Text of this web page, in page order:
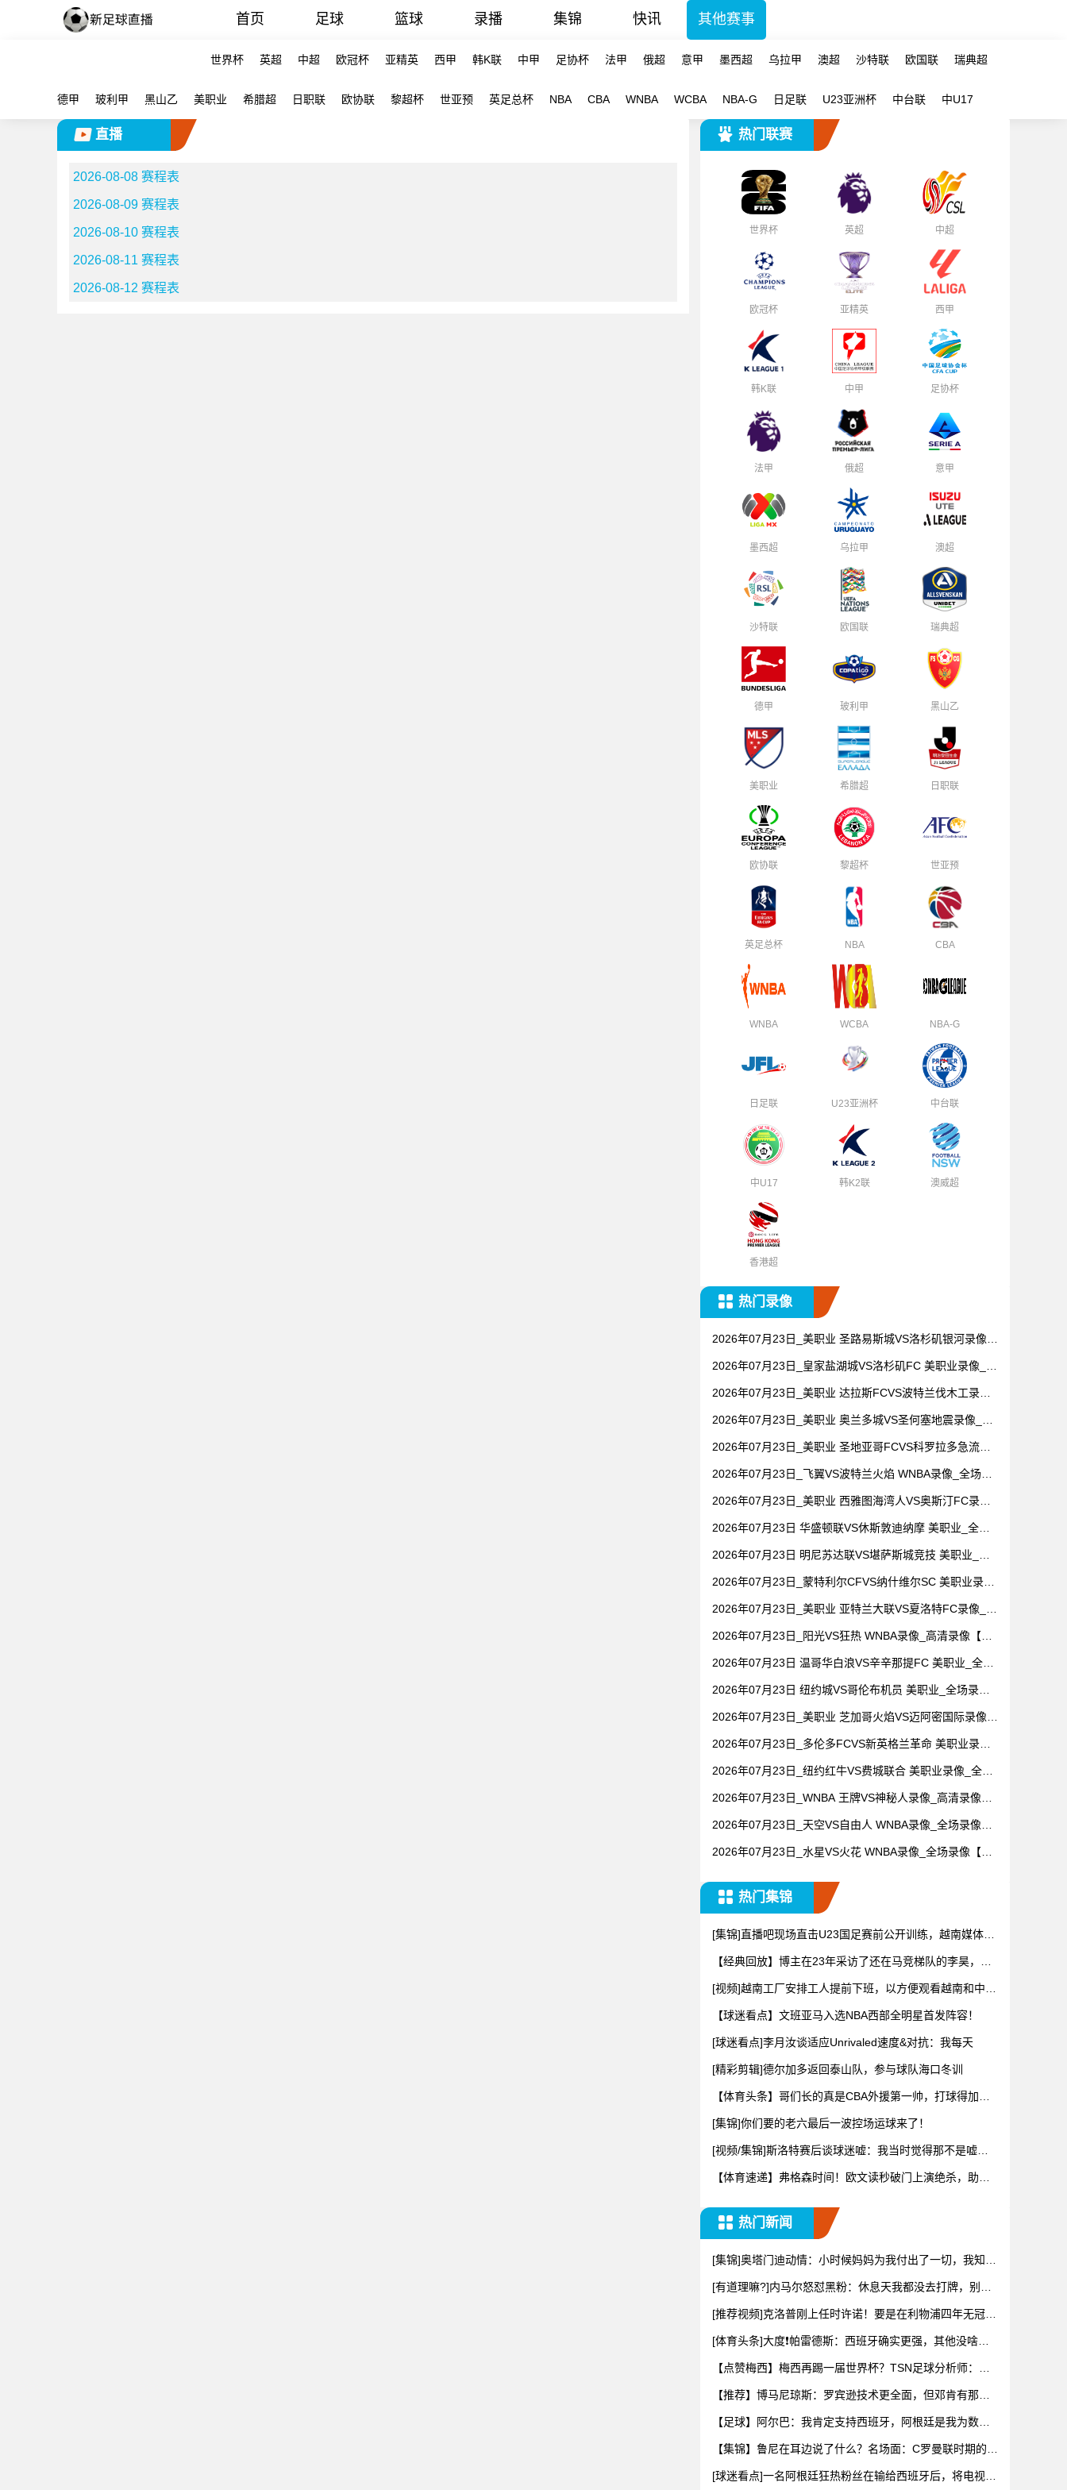
首页 足球 篮球 录播 集锦 快讯 其他赛事
世界杯 英超 中超 欧冠杯 亚精英 西甲 韩K联 中甲 足协杯 法甲 俄超 意甲 墨西超 乌拉甲 澳超 沙特联 欧国联 瑞典超
德甲 玻利甲 黑山乙 美职业 希腊超 日职联 欧协联 黎超杯 世亚预 英足总杯 NBA CBA WNBA WCBA NBA-G 日足联 U23亚洲杯 中台联 中U17
直播
2026-08-08 赛程表
2026-08-09 赛程表
2026-08-10 赛程表
2026-08-11 赛程表
2026-08-12 赛程表
热门联赛
世界杯 英超 中超
欧冠杯 亚精英 西甲
韩K联 中甲 足协杯
法甲 俄超 意甲
墨西超 乌拉甲 澳超
沙特联 欧国联 瑞典超
德甲 玻利甲 黑山乙
美职业 希腊超 日职联
欧协联 黎超杯 世亚预
英足总杯 NBA CBA
WNBA WCBA NBA-G
日足联 U23亚洲杯 中台联
中U17 韩K2联 澳威超
香港超
热门录像
2026年07月23日_美职业 圣路易斯城VS洛杉矶银河录像_
2026年07月23日_皇家盐湖城VS洛杉矶FC 美职业录像_全
2026年07月23日_美职业 达拉斯FCVS波特兰伐木工录像_
2026年07月23日_美职业 奥兰多城VS圣何塞地震录像_全
2026年07月23日_美职业 圣地亚哥FCVS科罗拉多急流录
2026年07月23日_飞翼VS波特兰火焰 WNBA录像_全场录
2026年07月23日_美职业 西雅图海湾人VS奥斯汀FC录像_
2026年07月23日 华盛顿联VS休斯敦迪纳摩 美职业_全场
2026年07月23日 明尼苏达联VS堪萨斯城竞技 美职业_全
2026年07月23日_蒙特利尔CFVS纳什维尔SC 美职业录像
2026年07月23日_美职业 亚特兰大联VS夏洛特FC录像_全
2026年07月23日_阳光VS狂热 WNBA录像_高清录像【全
2026年07月23日 温哥华白浪VS辛辛那提FC 美职业_全场
2026年07月23日 纽约城VS哥伦布机员 美职业_全场录像
2026年07月23日_美职业 芝加哥火焰VS迈阿密国际录像_
2026年07月23日_多伦多FCVS新英格兰革命 美职业录像_
2026年07月23日_纽约红牛VS费城联合 美职业录像_全场
2026年07月23日_WNBA 王牌VS神秘人录像_高清录像
2026年07月23日_天空VS自由人 WNBA录像_全场录像
2026年07月23日_水星VS火花 WNBA录像_全场录像【全
热门集锦
[集锦]直播吧现场直击U23国足赛前公开训练，越南媒体也
【经典回放】博主在23年采访了还在马竞梯队的李昊，当
[视频]越南工厂安排工人提前下班，以方便观看越南和中国
【球迷看点】文班亚马入选NBA西部全明星首发阵容！
[球迷看点]李月汝谈适应Unrivaled速度&对抗：我每天
[精彩剪辑]德尔加多返回泰山队，参与球队海口冬训
【体育头条】哥们长的真是CBA外援第一帅，打球得加加
[集锦]你们要的老六最后一波控场运球来了！
[视频/集锦]斯洛特赛后谈球迷嘘：我当时觉得那不是嘘
【体育速递】弗格森时间！欧文读秒破门上演绝杀，助曼
热门新闻
[集锦]奥塔门迪动情：小时候妈妈为我付出了一切，我知道
[有道理嘛?]内马尔怒怼黑粉：休息天我都没去打牌，别再
[推荐视频]克洛普刚上任时许诺！要是在利物浦四年无冠，
[体育头条]大度❗️帕雷德斯：西班牙确实更强，其他没啥好
【点赞梅西】梅西再踢一届世界杯？TSN足球分析师：存
【推荐】博马尼琼斯：罗宾逊技术更全面，但邓肯有那种
【足球】阿尔巴：我肯定支持西班牙，阿根廷是我为数不
【集锦】鲁尼在耳边说了什么？名场面：C罗曼联时期的战
[球迷看点]一名阿根廷狂热粉丝在输给西班牙后，将电视从